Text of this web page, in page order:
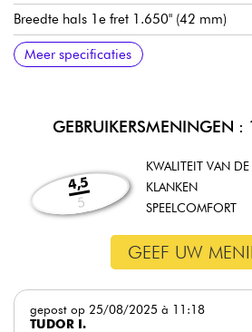
Breedte hals 1e fret 1.650" (42 mm)
Breedte hals 55,88 mm
Fender Custom Shop Fat '60
Hals pickup toon
Midden pickup toon
Pickupschakelaar met 5 posities
Vibrato Fender 6-Saddle Vintage-Style
Tremolo met gebogen stalen zadels
Fender Vintage-stijl stemmechanieken
Hoogglans afwerking
Verkocht met Fender gigbag
Meer specificaties
GEBRUIKERSMENINGEN
4,5
5
KWALITEIT VAN DE
KLANKEN
SPEELCOMFORT
GEEF UW
gepost op 25/08/2025 à 11:18
TUDOR I.